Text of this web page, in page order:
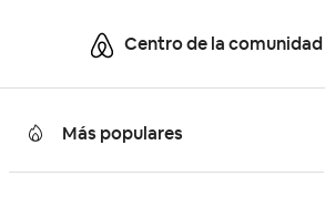
Centro de la comunidad
Más populares